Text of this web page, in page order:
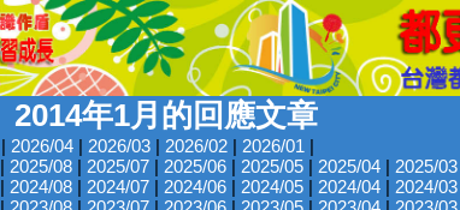
2014年1月的回應文章
| 2026/04 | 2026/03 | 2026/02 | 2026/01 |
| 2025/08 | 2025/07 | 2025/06 | 2025/05 | 2025/04 | 2025/03
| 2024/08 | 2024/07 | 2024/06 | 2024/05 | 2024/04 | 2024/03